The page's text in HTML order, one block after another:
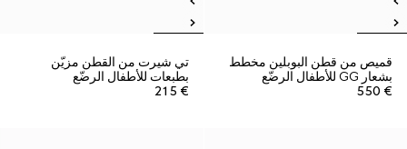
قميص من قطن البوبلين مخطط
بشعار GG للأطفال الرضّع
€ 550
تي شيرت من القطن مزيّن
بطبعات للأطفال الرضّع
€ 215